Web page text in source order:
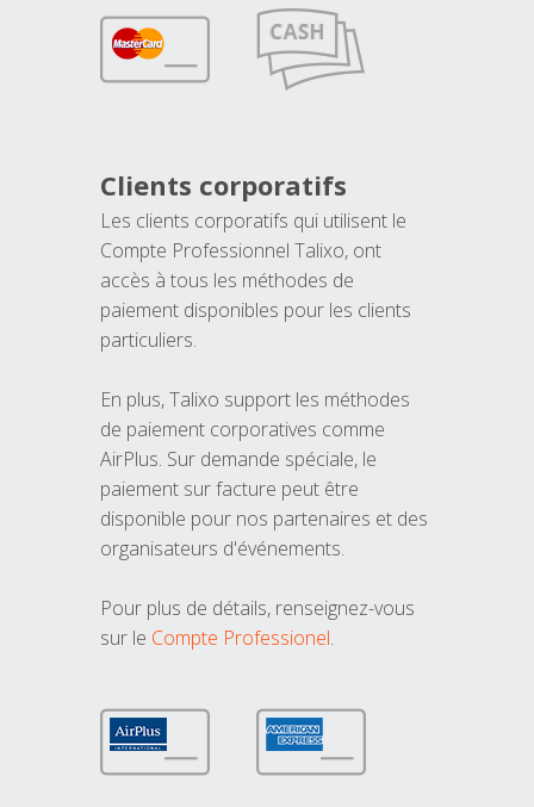
Clients corporatifs
Les clients corporatifs qui utilisent le
Compte Professionnel Talixo, ont
accès à tous les méthodes de
paiement disponibles pour les clients
particuliers.
En plus, Talixo support les méthodes
de paiement corporatives comme
AirPlus. Sur demande spéciale, le
paiement sur facture peut être
disponible pour nos partenaires et des
organisateurs d'événements.
Pour plus de détails, renseignez-vous
sur le Compte Professionel.